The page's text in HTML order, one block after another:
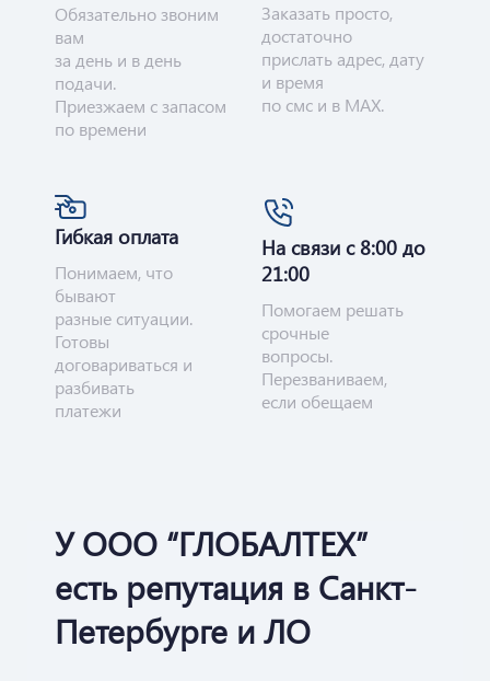
Обязательно звоним
вам
за день и в день
подачи.
Приезжаем с запасом
по времени
Заказать просто,
достаточно
прислать адрес, дату
и время
по смс и в MAX.
Гибкая оплата
Понимаем, что
бывают
разные ситуации.
Готовы
договариваться и
разбивать
платежи
На связи с 8:00 до
21:00
Помогаем решать
срочные
вопросы.
Перезваниваем,
если обещаем
У ООО “ГЛОБАЛТЕХ”
есть репутация в Санкт-
Петербурге и ЛО